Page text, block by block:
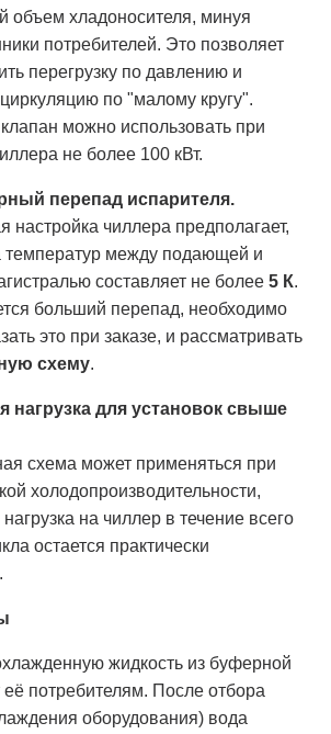
объем хладоносителя, минуя
потребителей. Это позволяет
перегрузку по давлению и
по "малому кругу".
можно использовать при
не более 100 кВт.
перепад испарителя.
настройка чиллера предполагает,
температур между подающей и
составляет не более 5 К.
больший перепад, необходимо
это при заказе, и рассматривать
схему.
нагрузка для установок свыше
схема может применяться при
холодопроизводительности,
на чиллер в течение всего
остается практически
жидкость из буферной
её потребителям. После отбора
оборудования) вода